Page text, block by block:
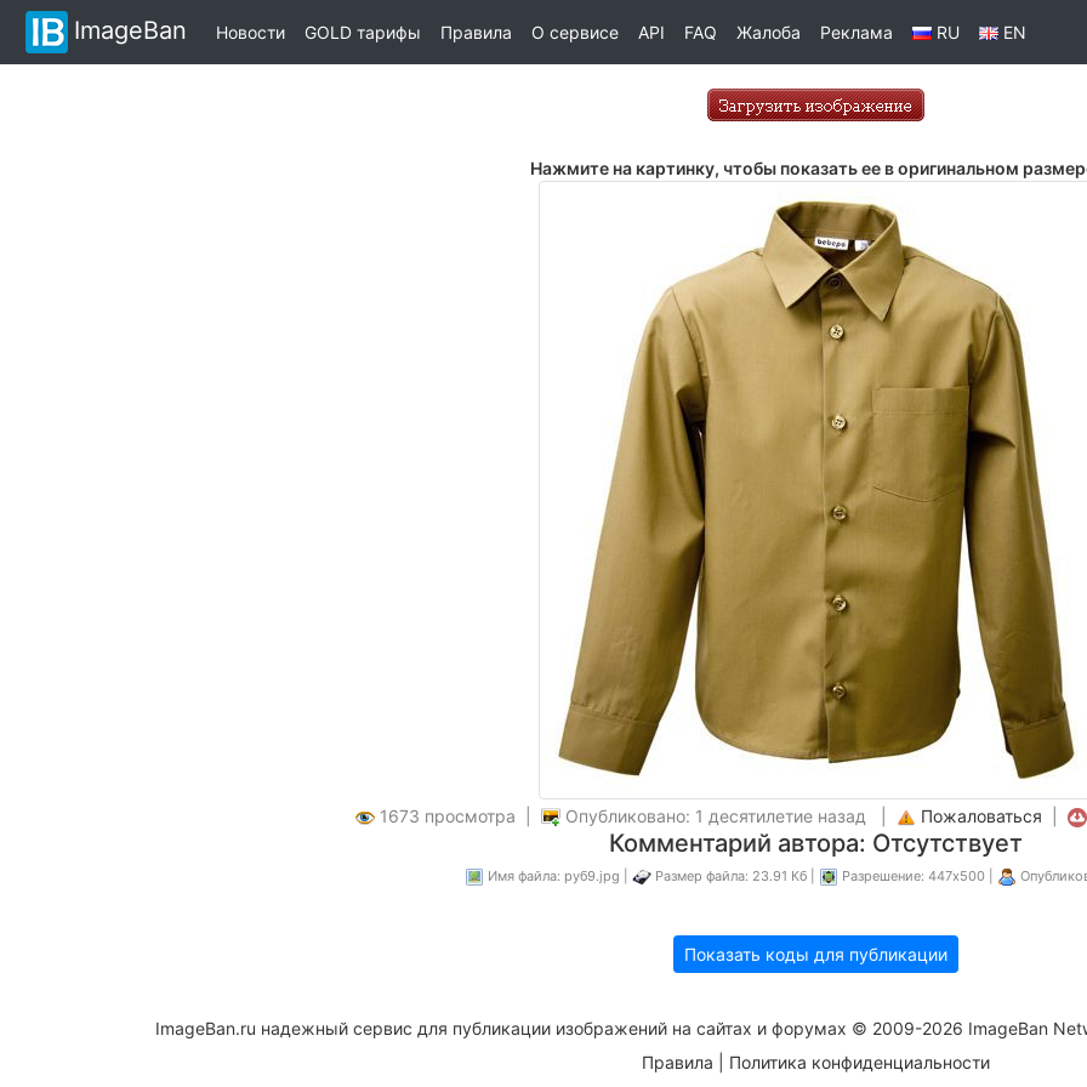
ImageBan Новости GOLD тарифы Правила О сервисе API FAQ Жалоба Реклама RU EN
Нажмите на картинку, чтобы показать ее в оригинальном
1673 просмотра | Опубликовано: 1 десятилетие назад | Пожаловаться
Комментарий автора: Отсутствует
Имя файла: руб9.jpg | Размер файла: 23.91 Кб | Разрешение: 447x500 |
Показать коды для публикации
ImageBan.ru надежный сервис для публикации изображений на сайтах и форумах © 2009-2026 ImageBan
Правила
Политика конфиденциальности